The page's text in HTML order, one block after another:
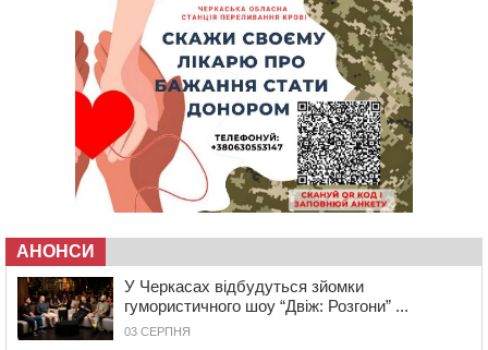
У Черкаському онкоцентрі встановили сонячну
електростанцію за понад пів мільйона гривень
У Київській області прощаються з полеглим на
фронті жителем Монастирищини
У Черкасах містяни через нову скляну зупинку і
вирізані дерева потерпають від спеки: Бондаренко
обіцяє масштабне озеленення
Провокував конфлікт і зачинився в автівці: у ТЦК
чоловіка у Тальному
13:55
У Тальному працівники ТЦК вибили вікно і
витягли з автівки чоловіка (ВІДЕО)
13:27 На Звенигородщині чоловік до смерті побив 82-
АНОНСИ
У Черкасах відбудуться зйомки
гумористичного шоу “Двіж: Розгони” ...
03 СЕРПНЯ